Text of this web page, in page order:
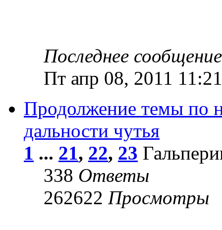
Последнее
Пт апр 08, 2011
Продолжение темы по
дальности чутья
1 ... 21, 22, 23
338 Ответы
262622 Просмотры